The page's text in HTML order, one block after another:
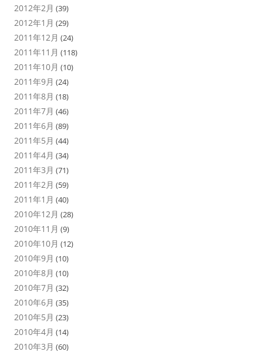
2012年2月 (39)
2012年1月 (29)
2011年12月 (24)
2011年11月 (118)
2011年10月 (10)
2011年9月 (24)
2011年8月 (18)
2011年7月 (46)
2011年6月 (89)
2011年5月 (44)
2011年4月 (34)
2011年3月 (71)
2011年2月 (59)
2011年1月 (40)
2010年12月 (28)
2010年11月 (9)
2010年10月 (12)
2010年9月 (10)
2010年8月 (10)
2010年7月 (32)
2010年6月 (35)
2010年5月 (23)
2010年4月 (14)
2010年3月 (60)